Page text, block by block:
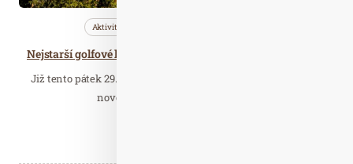
Aktivity
Již tento pátek 29. března otevře pro širokou veřejnost a zahájí
novou golfovou sezónu nejstarší…